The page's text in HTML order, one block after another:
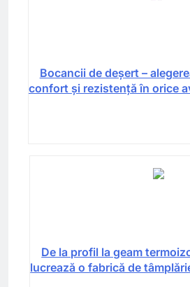
Bocancii de deșert –
confort și rezistență în orice
De la profil la geam
lucrează o fabrică de